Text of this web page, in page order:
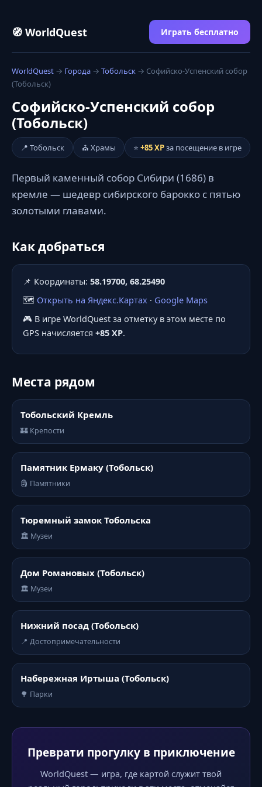
🧭 WorldQuest Играть бесплатно
WorldQuest → Города → Тобольск → Софийско-Успенский собор
(Тобольск)
Софийско-Успенский собор
(Тобольск)
📍 Тобольск ⛪ Храмы ⭐ +85 XPза посещение в игре
Первый каменный собор Сибири (1686) в
кремле — шедевр сибирского барокко с пятью
золотыми главами.
Как добраться
📌 Координаты: 58.19700, 68.25490
🗺️ Открыть на Яндекс.Картах · Google Maps
🎮 В игре WorldQuest за отметку в этом месте по
GPS начисляется +85 XP.
Места рядом
Тобольский Кремль
🏰 Крепости
Памятник Ермаку (Тобольск)
🗿 Памятники
Тюремный замок Тобольска
🏛️ Музеи
Дом Романовых (Тобольск)
🏛️ Музеи
Нижний посад (Тобольск)
📍 Достопримечательности
Набережная Иртыша (Тобольск)
🌳 Парки
Преврати прогулку в приключение
WorldQuest — игра, где картой служит твой